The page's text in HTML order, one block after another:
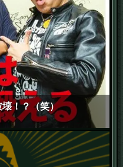
壊！？（笑）